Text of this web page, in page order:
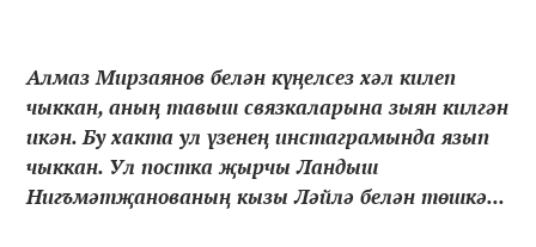
Алмаз Мирзаянов белән күңелсез хәл килеп
чыккан, аның тавыш связкаларына зыян килгән
икән. Бу хакта ул үзенең инстаграмында язып
чыккан. Ул постка җырчы Ландыш
Нигъмәтҗанованың кызы Ләйлә белән төшкә...